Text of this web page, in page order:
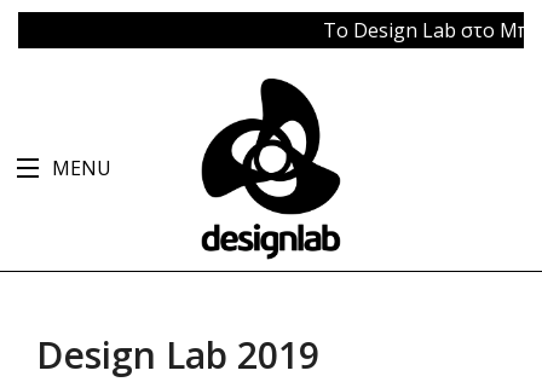
Το Design Lab στο
MENU
Design Lab 2019